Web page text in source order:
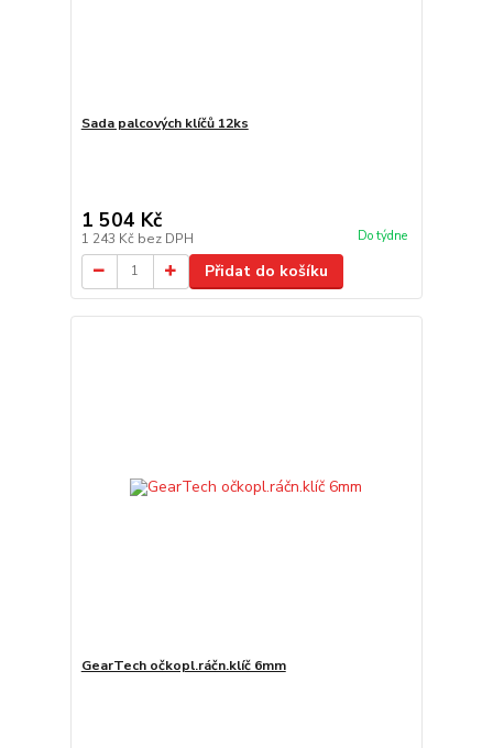
Sada palcových klíčů 12ks
1 504 Kč
1 243 Kč bez DPH Do týdne
Přidat do košíku
GearTech očkopl.ráčn.klíč 6mm